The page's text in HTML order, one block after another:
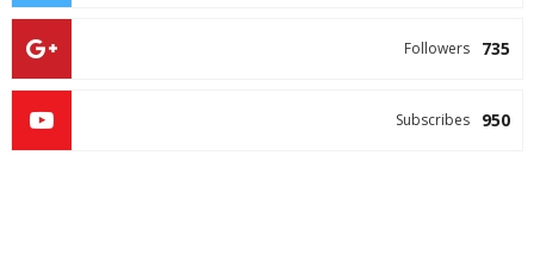
735
Followers
950
Subscribes